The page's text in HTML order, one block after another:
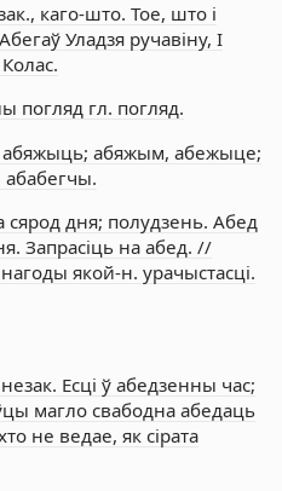
каго-што. Тое, што і
Уладзя ручавіну, І
погляд гл. погляд.
абяжыць; абяжым, абежыце;
абабегчы.
сярод дня; полудзень. Абед
Запрасіць на абед. //
якой-н. урачыстасці.
Есці ў абедзенны час;
магло свабодна абедаць
не ведае, як сірата